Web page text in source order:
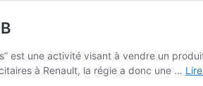
est une activité visant à vendre un
à Renault, la régie a donc une …